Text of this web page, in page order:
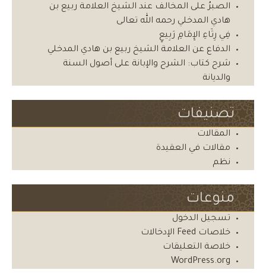
الصبرُ على المخالف عند الشيخ العلامة ربيع بن
هادي المدخلي رحمه الله تعالى
فِي رِثَاءِ الإِمَامِ رَبِيعٍ
الدفاع عن العلامة الشيخ ربيع بن هادي المدخلي
شرح كتاب: الشرح والإبانة على أصول السنة
والديانة
تصنيفات
المقالات
مقالات في العقيدة
نظم
منوعات
تسجيل الدخول
خلاصات Feed الإدخالات
خلاصة التعليقات
WordPress.org